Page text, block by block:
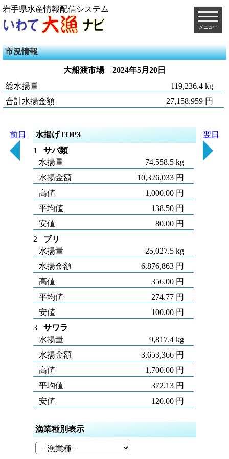
岩手県水産情報配信システム
メニュー
市況情報
大船渡市場
2024年5月20日
総水揚量
119,236.4 kg
合計水揚金額
27,158,959 円
前日
水揚げTOP3
1
サバ類
水揚量
74,558.5 kg
水揚金額
10,326,033 円
高値
1,000.00 円
平均値
138.50 円
安値
80.00 円
2
ブリ
水揚量
25,027.5 kg
水揚金額
6,876,863 円
高値
356.00 円
平均値
274.77 円
安値
100.00 円
3
サワラ
水揚量
9,817.4 kg
水揚金額
3,653,366 円
高値
1,700.00 円
平均値
372.13 円
安値
120.00 円
漁業種別表示
翌日